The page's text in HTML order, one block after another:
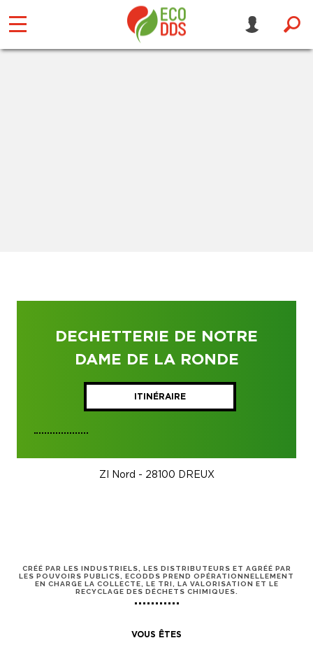
DECHETTERIE DE NOTRE
DAME DE LA RONDE
ITINÉRAIRE
ZI Nord - 28100 DREUX
CRÉÉ PAR LES INDUSTRIELS, LES DISTRIBUTEURS ET AGRÉÉ PAR
LES POUVOIRS PUBLICS, ECODDS PREND OPÉRATIONNELLEMENT
EN CHARGE LA COLLECTE, LE TRI, LA VALORISATION ET LE
RECYCLAGE DES DÉCHETS CHIMIQUES.
VOUS ÊTES